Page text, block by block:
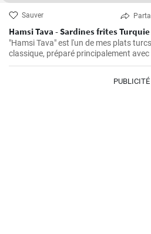
Sauver
Hamsi Tava - Sardines frites Turquie
"Hamsi Tava" est l'un de mes plats
classique, préparé principalement
découvert pour la première fois lors de
mer Noire en Turquie et j'ai été
goût délicieux. Les sardines sontPUBLICITÉ